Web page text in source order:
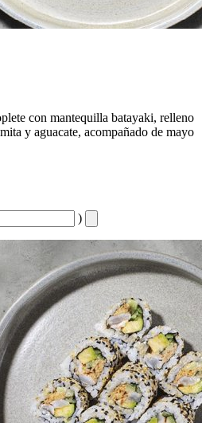
con mantequilla batayaki, relleno
y aguacate, acompañado de mayo
)